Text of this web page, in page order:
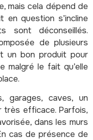
mais cela dépend de
question s’incline
sont déconseillés.
de plusieurs
un bon produit pour
malgré le fait qu’elle
garages, caves, un
très efficace. Parfois,
dans les murs
cas de présence de